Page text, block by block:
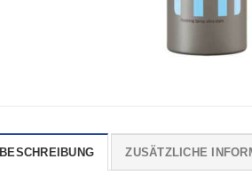
BESCHREIBUNG ZUSÄTZLICHE